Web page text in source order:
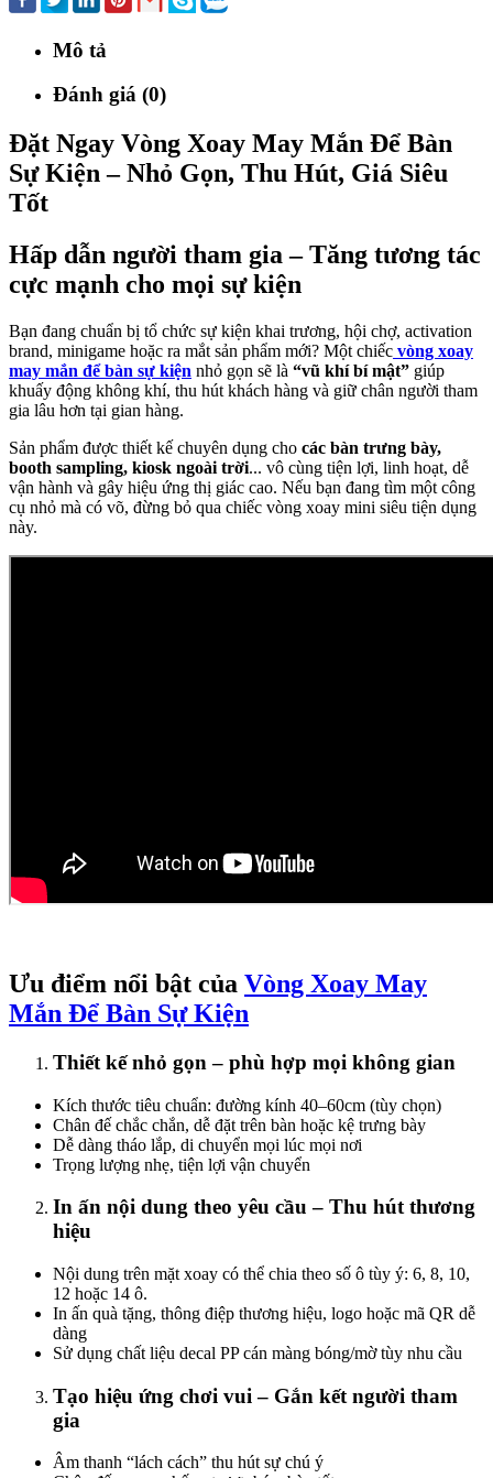
Mô tả
Đánh giá (0)
Đặt Ngay Vòng Xoay May Mắn Để Bàn
Sự Kiện – Nhỏ Gọn, Thu Hút, Giá Siêu
Tốt
Hấp dẫn người tham gia – Tăng tương tác
cực mạnh cho mọi sự kiện
Bạn đang chuẩn bị tổ chức sự kiện khai trương, hội chợ, activation
brand, minigame hoặc ra mắt sản phẩm mới? Một chiếc vòng xoay
may mắn để bàn sự kiện nhỏ gọn sẽ là “vũ khí bí mật” giúp
khuấy động không khí, thu hút khách hàng và giữ chân người tham
gia lâu hơn tại gian hàng.
Sản phẩm được thiết kế chuyên dụng cho các bàn trưng bày,
booth sampling, kiosk ngoài trời... vô cùng tiện lợi, linh hoạt, dễ
vận hành và gây hiệu ứng thị giác cao. Nếu bạn đang tìm một công
cụ nhỏ mà có võ, đừng bỏ qua chiếc vòng xoay mini siêu tiện dụng
này.
Ưu điểm nổi bật của Vòng Xoay May
Mắn Để Bàn Sự Kiện
Thiết kế nhỏ gọn – phù hợp mọi không gian
Kích thước tiêu chuẩn: đường kính 40–60cm (tùy chọn)
Chân đế chắc chắn, dễ đặt trên bàn hoặc kệ trưng bày
Dễ dàng tháo lắp, di chuyển mọi lúc mọi nơi
Trọng lượng nhẹ, tiện lợi vận chuyển
In ấn nội dung theo yêu cầu – Thu hút thương
hiệu
Nội dung trên mặt xoay có thể chia theo số ô tùy ý: 6, 8, 10,
12 hoặc 14 ô.
In ấn quà tặng, thông điệp thương hiệu, logo hoặc mã QR dễ
dàng
Sử dụng chất liệu decal PP cán màng bóng/mờ tùy nhu cầu
Tạo hiệu ứng chơi vui – Gắn kết người tham
gia
Âm thanh “lách cách” thu hút sự chú ý